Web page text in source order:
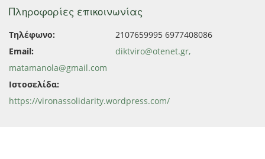
Πληροφορίες επικοινωνίας
Τηλέφωνο:
2107659995 6977408086
Email:
diktviro@otenet.gr,
matamanola@gmail.com
Ιστοσελίδα:
https://vironassolidarity.wordpress.com/